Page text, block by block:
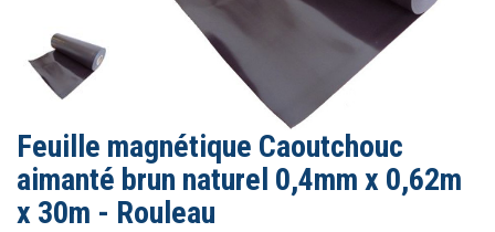
Feuille magnétique Caoutchouc
aimanté brun naturel 0,4mm x 0,62m
x 30m - Rouleau